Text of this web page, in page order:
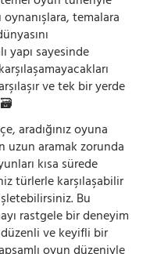
oynanışlara, temalara
yapı sayesinde
ve tek bir yerde
🗃️
aradığınız oyuna
uzun aramak zorunda
kısa sürede
türlerle karşılaşabilir
Bu
rastgele bir deneyim
ve keyifli bir